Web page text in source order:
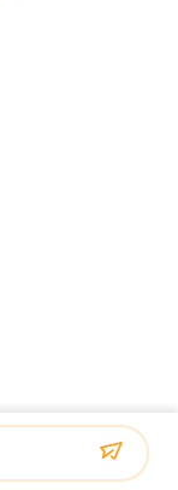
multicabezal
TOUPACK
reservados.